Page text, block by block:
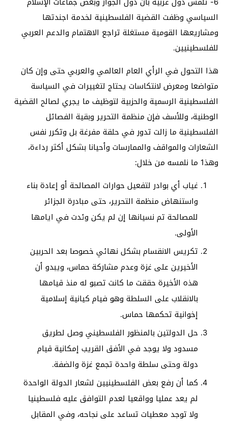
السياسي وظفت القضية الفلسطينية لخدمة اجندتها
ومشاريعها القومية مستغلة تراجع الاهتمام والدعم العربي
للفلسطينيين.
هذا التحول في الرأي العام العالمي والعربي حتى وإن كان
متواضعا ومعرض لانتكاسات يحتاج لتغييرات في السياسة
الفلسطينية الرسمية والحزبية لتوظيف ما يجري لصالح القضية
الوطنية، وللأسف فإن منظمة التحرير وبقية الفصائل
الفلسطينية ما زالت تدور في حلقة مفرغة بل وتكرر نفس
الشعارات والمواقف والممارسات وأحيانا بشكل أكثر رداءة،
وهذ1 ما نلمسه من خلال:
غياب أي بوادر لتفعيل حوارات المصالحة أو إعادة بناء
واستنهاض منظمة التحرير، حتى مبادرة الجزائر
للمصالحة تم نسيانها إن لم يكن وئدت في ايامها
الأولى.
تكريس الانقسام بشكل نهائي خصوصا بعد الحربين
الأخيرين على غزة وعدم مشاركة حماس، ويبدو أن
هذه الأخيرة حققت ما كانت تصبو له منذ قيامها
بالانقلاب على السلطة وهو فيام كيانية إسلامية
إخوانية تحكمها حماس.
حل الدولتين بالمنظور الفلسطيني وصل لطريق
مسدود ولا يوجد في الأفق القريب إمكانية قيام
دولة وحتى سلطة واحدة تجمع غزة والضفة.
كما أن رفع بعض الفلسطينيين لشعار الدولة الواحدة
لم يعد عمليا وواقعيا لعدم التوافق عليه فلسطينيا
ولا توجد معطيات تساعد على نجاحه، وفي المقابل